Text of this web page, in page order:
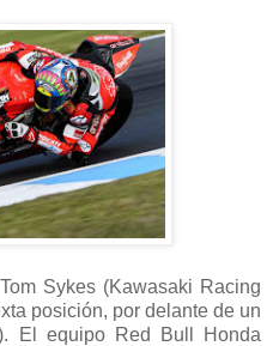
Sykes (Kawasaki Racing
posición, por delante de un
El equipo Red Bull Honda